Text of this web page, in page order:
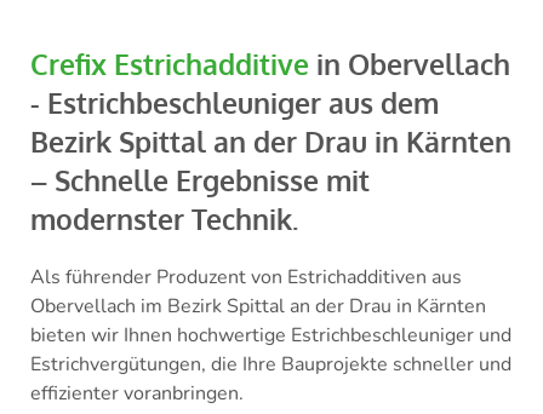
Crefix Estrichadditive in Obervellach
- Estrichbeschleuniger aus dem
Bezirk Spittal an der Drau in Kärnten
– Schnelle Ergebnisse mit
modernster Technik.
Als führender Produzent von Estrichadditiven aus
Obervellach im Bezirk Spittal an der Drau in Kärnten
bieten wir Ihnen hochwertige Estrichbeschleuniger und
Estrichvergütungen, die Ihre Bauprojekte schneller und
effizienter voranbringen.